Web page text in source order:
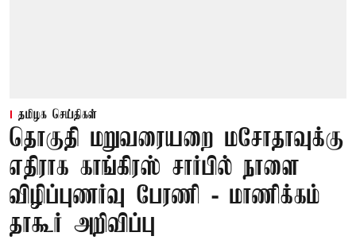
தமிழக செய்திகள்
தொகுதி மறுவரையறை மசோதாவுக்கு
எதிராக காங்கிரஸ் சார்பில் நாளை
விழிப்புணர்வு பேரணி - மாணிக்கம்
தாகூர் அறிவிப்பு